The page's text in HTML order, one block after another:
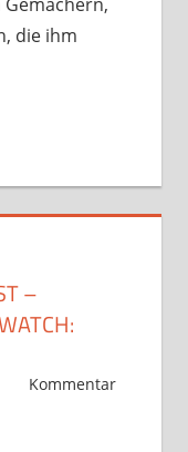
die ihm
–
Kommentar